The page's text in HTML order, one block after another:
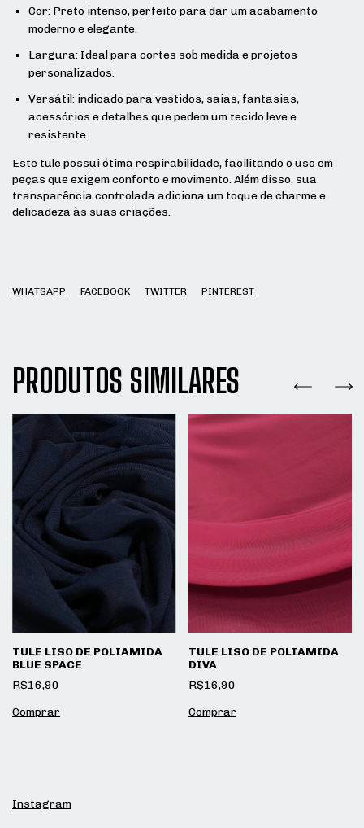
Cor: Preto intenso, perfeito para dar um acabamento
moderno e elegante.
Largura: Ideal para cortes sob medida e projetos
personalizados.
Versátil: indicado para vestidos, saias, fantasias,
acessórios e detalhes que pedem um tecido leve e
resistente.
Este tule possui ótima respirabilidade, facilitando o uso em
peças que exigem conforto e movimento. Além disso, sua
transparência controlada adiciona um toque de charme e
delicadeza às suas criações.
WHATSAPP FACEBOOK TWITTER PINTEREST
PRODUTOS SIMILARES
TULE LISO DE POLIAMIDA
BLUE SPACE
R$16,90
TULE LISO DE POLIAMIDA
DIVA
R$16,90
Instagram